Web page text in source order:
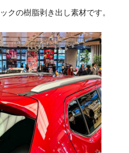
クの樹脂剥き出し素材です。